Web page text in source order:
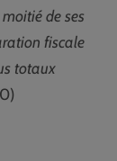
de ses
fiscale
totaux